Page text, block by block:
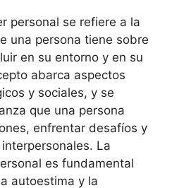
personal se refiere a la
una persona tiene sobre
en su entorno y en su
abarca aspectos
y sociales, y se
que una persona
enfrentar desafíos y
La
es fundamental
autoestima y la